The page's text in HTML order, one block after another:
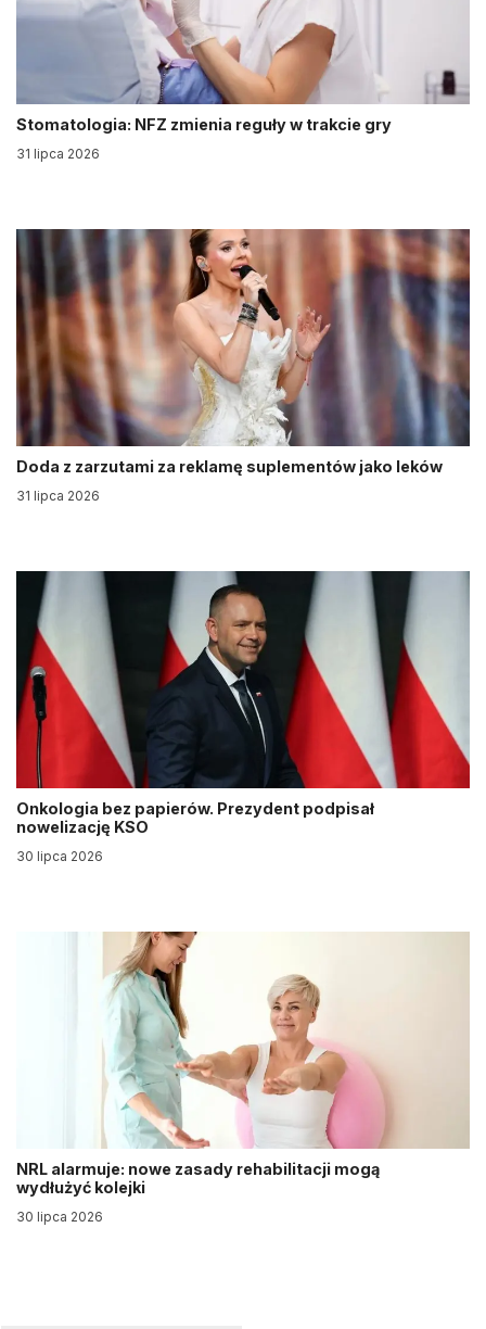
Stomatologia: NFZ zmienia reguły w trakcie gry
31 lipca 2026
Doda z zarzutami za reklamę suplementów jako leków
31 lipca 2026
Onkologia bez papierów. Prezydent podpisał
nowelizację KSO
30 lipca 2026
NRL alarmuje: nowe zasady rehabilitacji mogą
wydłużyć kolejki
30 lipca 2026